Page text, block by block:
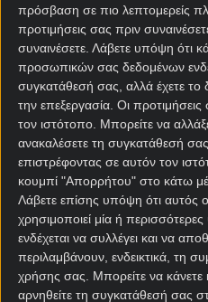
πρόσβαση σε πιο λεπτομερείς
προτιμήσεις σας πριν
συναινέσετε. Λάβετε υπόψη ότι
προσωπικών σας δεδομένων
συγκατάθεσή σας, αλλά έχετε το
την επεξεργασία. Οι
τον ιστότοπο. Μπορείτε να
ανακαλέσετε τη συγκατάθεσή
επιστρέφοντας σε αυτόν τον
κουμπί "Απορρήτου" στο κάτω
Λάβετε επίσης υπόψη ότι αυτός
χρησιμοποιεί μία ή
ενδέχεται να συλλέγει και να
περιλαμβάνουν, ενδεικτικά, τη
χρήσης σας. Μπορείτε να κάνετε
αρνηθείτε τη συγκατάθεσή σας
Αρχική
Χρήστος
Προγνωστικά
Κουπόνι
Πρόγραμμα
Προσφορές*
Για όλες τις